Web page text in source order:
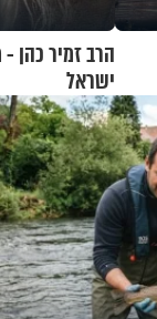
הרב זמיר כהן
ישראל